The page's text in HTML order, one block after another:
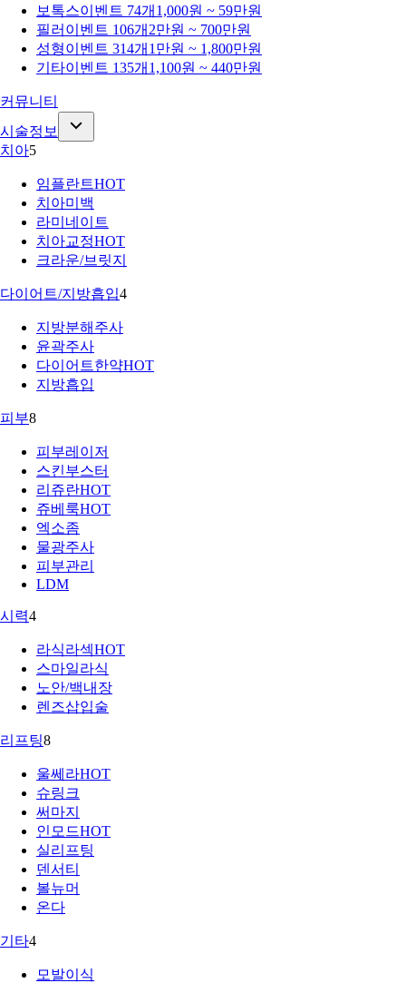
보톡스이벤트 74개 1,000원 ~ 59만원
필러 이벤트 106개 2만원 ~ 700만원
성형이벤트 314개 1만원 ~ 1,800만원
기타이벤트 135개 1,100원 ~ 440만원
커뮤니티
시술정보
치아5
임플란트HOT
치아미백
라미네이트
치아교정HOT
크라운/브릿지
다이어트/지방흡입4
지방분해주사
윤곽주사
다이어트한약HOT
지방흡입
피부8
피부레이저
스킨부스터
리쥬란HOT
쥬베룩HOT
엑소좀
물광주사
피부관리
LDM
시력4
라식라섹HOT
스마일라식
노안/백내장
렌즈삽입술
리프팅8
울쎄라HOT
슈링크
써마지
인모드HOT
실리프팅
덴서티
볼뉴머
온다
기타4
모발이식